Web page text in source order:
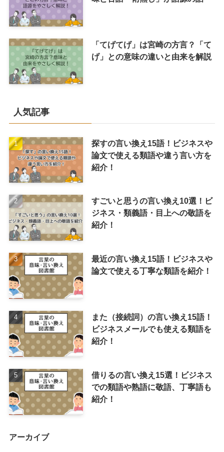
「てげてげ」は宮崎の方言？「て
げ」との意味の違いと由来を解説
人気記事
探すの言い換え15語！ビジネスや
論文で使える類語や違う言い方を
紹介！
すごいと思うの言い換え10選！ビ
ジネス・類義語・目上への敬語を
紹介！
最近の言い換え15語！ビジネスや
論文で使える丁寧な類語を紹介！
また（接続詞）の言い換え15語！
ビジネスメールでも使える類語を
紹介！
借りるの言い換え15選！ビジネス
での類語や熟語に敬語、丁寧語も
紹介！
アーカイブ